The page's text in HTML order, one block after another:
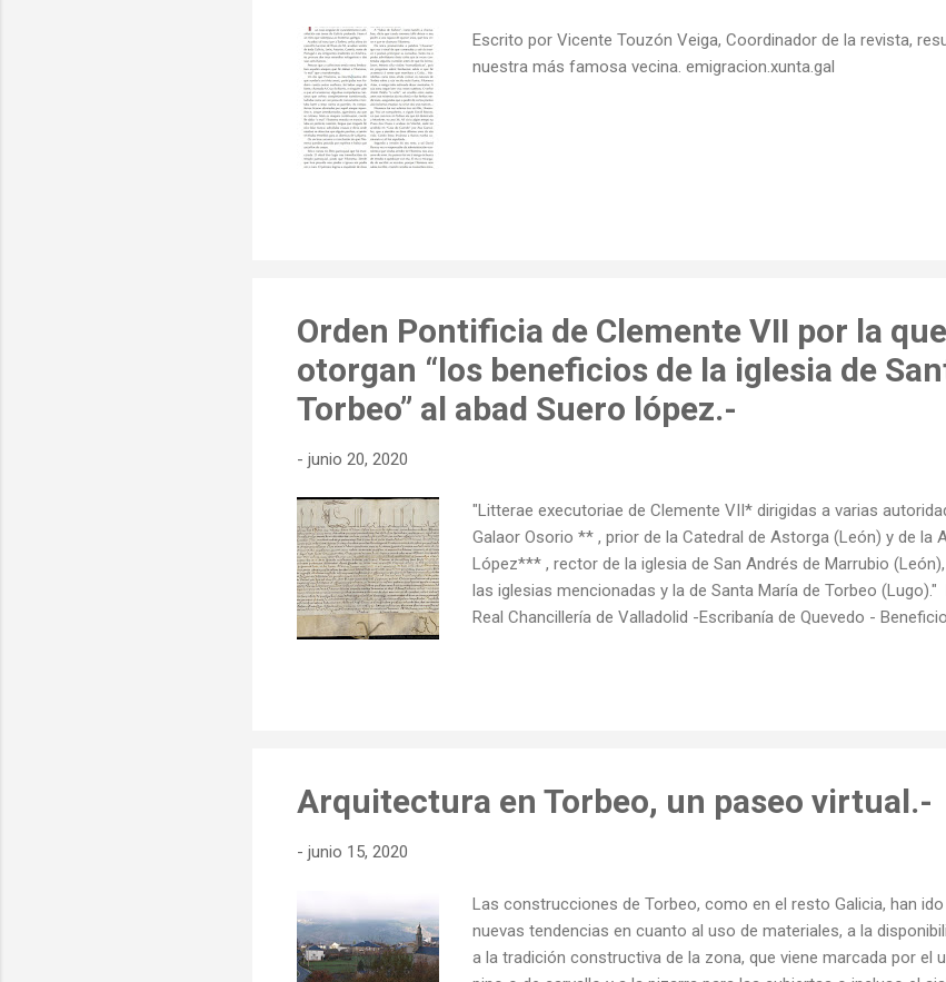
Escrito por Vicente Touzón Veiga, Coordinador de la revista,
nuestra más famosa vecina. emigracion.xunta.gal
Orden Pontificia de Clemente VII por la
otorgan “los beneficios de la iglesia de
Torbeo” al abad Suero lópez.-
- junio 20, 2020
"Litterae executoriae de Clemente VII* dirigidas a varias
Galaor Osorio ** , prior de la Catedral de Astorga (León) y de la
López*** , rector de la iglesia de San Andrés de Marrubio
las iglesias mencionadas y la de Santa María de Torbeo
Real Chancillería de Valladolid -Escribanía de Quevedo -
Arquitectura en Torbeo, un paseo virtual.-
- junio 15, 2020
Las construcciones de Torbeo, como en el resto Galicia, han
nuevas tendencias en cuanto al uso de materiales, a la
a la tradición constructiva de la zona, que viene marcada por el